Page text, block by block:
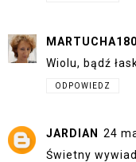
MARTUCHA180
Wiolu, bądź
ODPOWIEDZ
JARDIAN
24
Świetny